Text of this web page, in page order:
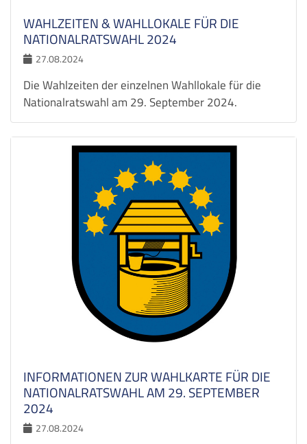
WAHLZEITEN & WAHLLOKALE FÜR DIE
NATIONALRATSWAHL 2024
27.08.2024
Die Wahlzeiten der einzelnen Wahllokale für die
Nationalratswahl am 29. September 2024.
INFORMATIONEN ZUR WAHLKARTE FÜR DIE
NATIONALRATSWAHL AM 29. SEPTEMBER
2024
27.08.2024